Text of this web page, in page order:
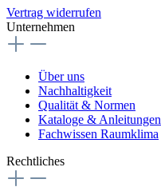
Vertrag widerrufen
Unternehmen
Über uns
Nachhaltigkeit
Qualität & Normen
Kataloge & Anleitungen
Fachwissen Raumklima
Rechtliches